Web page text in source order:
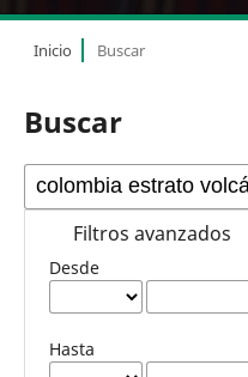
Inicio Buscar
Buscar
Filtros avanzados
Desde
Hasta